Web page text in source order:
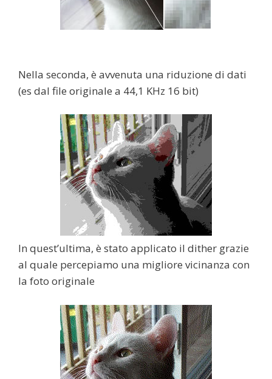
Nella seconda, è avvenuta una riduzione di dati
(es dal file originale a 44,1 KHz 16 bit)
In quest’ultima, è stato applicato il dither grazie
al quale percepiamo una migliore vicinanza con
la foto originale